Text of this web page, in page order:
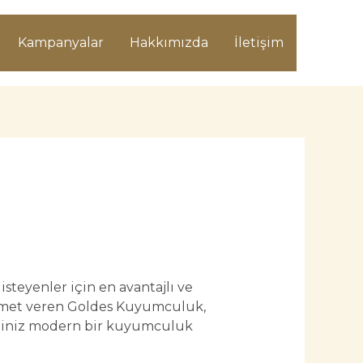
Kampanyalar Hakkımızda İletişim
için en avantajlı ve
veren Goldes Kuyumculuk,
modern bir kuyumculuk